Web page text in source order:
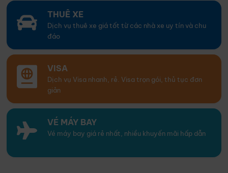
THUÊ XE
Dịch vụ thuê xe giá tốt từ các nhà xe uy tín và chu
đáo
VISA
Dịch vụ Visa nhanh, rẻ. Visa trọn gói, thủ tục đơn
giản
VÉ MÁY BAY
Vé máy bay giá rẻ nhất, nhiều khuyến mãi hấp dẫn